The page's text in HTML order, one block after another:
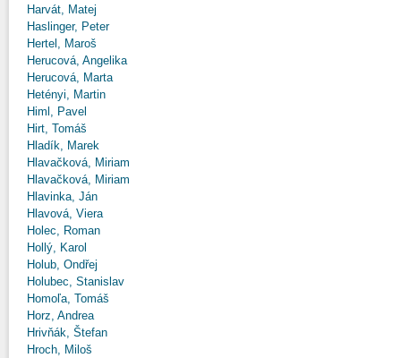
Harvát, Matej
Haslinger, Peter
Hertel, Maroš
Herucová, Angelika
Herucová, Marta
Hetényi, Martin
Himl, Pavel
Hirt, Tomáš
Hladík, Marek
Hlavačková, Miriam
Hlavačková, Miriam
Hlavinka, Ján
Hlavová, Viera
Holec, Roman
Hollý, Karol
Holub, Ondřej
Holubec, Stanislav
Homoľa, Tomáš
Horz, Andrea
Hrivňák, Štefan
Hroch, Miloš